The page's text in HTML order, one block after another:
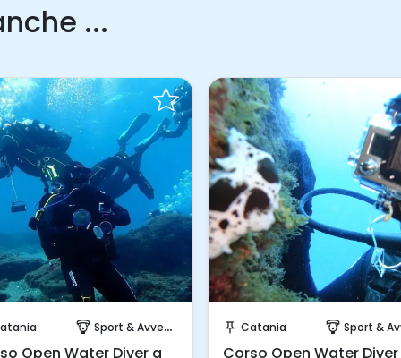
...
paragliding Sport & Avventura
Open Water Diver a
push_pin Catania paragliding Sport &
Corso Open Water